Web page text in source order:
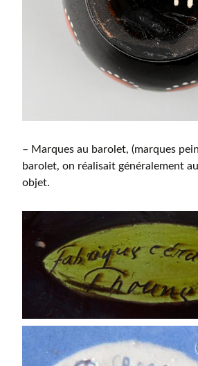
– Marques au barolet, (marques
barolet, on réalisait généralement
objet.